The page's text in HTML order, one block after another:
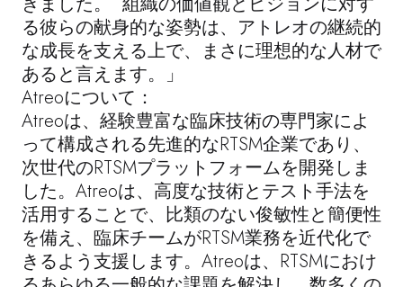
る彼らの献身的な姿勢は、アトレオの継続的
な成長を支える上で、まさに理想的な人材で
あると言えます。」
Atreoについて：
Atreoは、経験豊富な臨床技術の専門家によ
って構成される先進的なRTSM企業であり、
次世代のRTSMプラットフォームを開発しま
した。Atreoは、高度な技術とテスト手法を
活用することで、比類のない俊敏性と簡便性
を備え、臨床チームがRTSM業務を近代化で
きるよう支援します。Atreoは、RTSMにおけ